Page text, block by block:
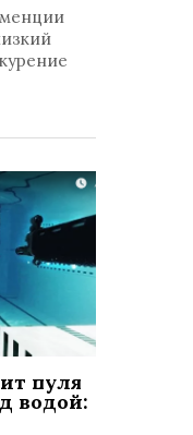
пуля
водой: